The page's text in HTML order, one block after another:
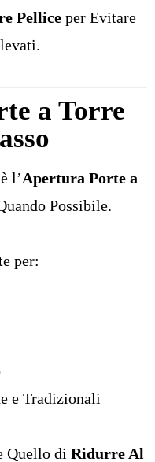
Pellice per Evitare
a Torre
l’Apertura Porte a
Possibile.
per:
e Tradizionali
Quello di Ridurre Al